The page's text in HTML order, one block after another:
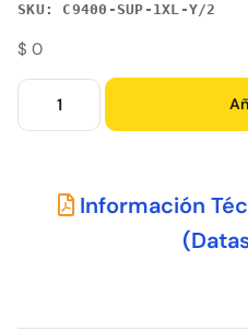
SKU: C9400-SUP-1XL-Y/2
$ 0
Información